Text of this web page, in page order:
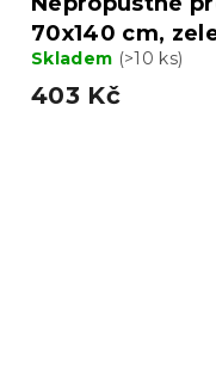
70x140 cm,
Skladem (>10 ks)
403 Kč